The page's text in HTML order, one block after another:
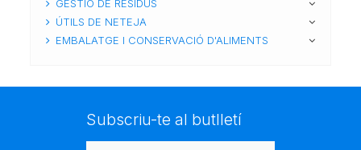
GESTIÓ DE RESIDUS
ÚTILS DE NETEJA
EMBALATGE I CONSERVACIÓ D'ALIMENTS
Subscriu-te al butlletí